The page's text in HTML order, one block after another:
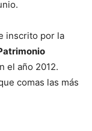
inscrito por la
el año 2012.
comas las más